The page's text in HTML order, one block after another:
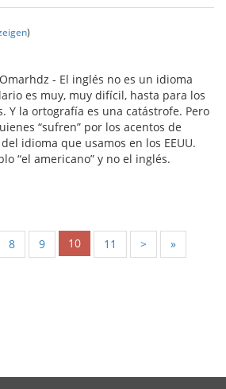
)
- El inglés no es un idioma
es muy, muy difícil, hasta para los
Y la ortografía es una catástrofe. Pero
“sufren” por los acentos de
idioma que usamos en los EEUU.
“el americano” y no el inglés.
8 9 10 11 > »